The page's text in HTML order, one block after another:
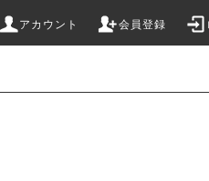
アカウント 会員登録